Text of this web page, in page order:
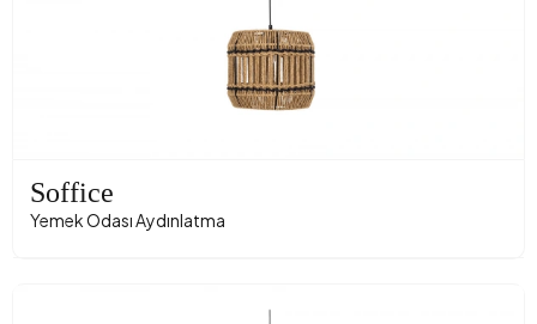
Soffice
Yemek Odası Aydınlatma